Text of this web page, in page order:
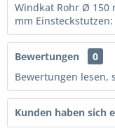
Windkat Rohr Ø 150
mm
Bewertungen
0
Bewertungen lesen,
Kunden haben sich